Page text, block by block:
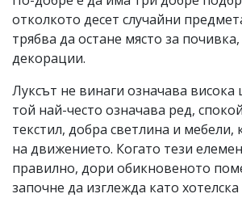
отколкото десет случайни
трябва да остане място за почивка,
декорации.
Луксът не винаги означава висока
той най-често означава ред,
текстил, добра светлина и мебели,
на движението. Когато тези
правилно, дори обикновеното
започне да изглежда като хотелска